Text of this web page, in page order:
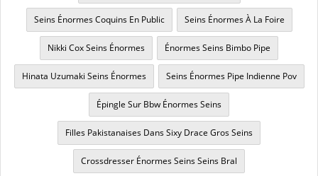
Seins Énormes Coquins En Public Seins Énormes À La Foire
Nikki Cox Seins Énormes Énormes Seins Bimbo Pipe
Hinata Uzumaki Seins Énormes Seins Énormes Pipe Indienne Pov
Épingle Sur Bbw Énormes Seins
Filles Pakistanaises Dans Sixy Drace Gros Seins
Crossdresser Énormes Seins Seins Bral